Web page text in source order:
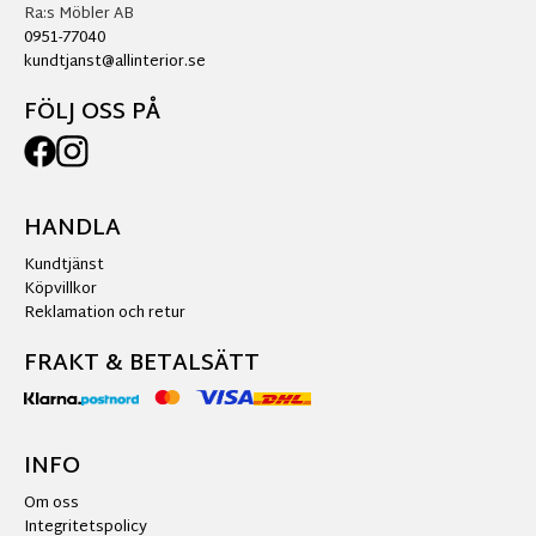
Ra:s Möbler AB
0951-77040
kundtjanst@allinterior.se
FÖLJ OSS PÅ
HANDLA
Kundtjänst
Köpvillkor
Reklamation och retur
FRAKT & BETALSÄTT
INFO
Om oss
Integritetspolicy